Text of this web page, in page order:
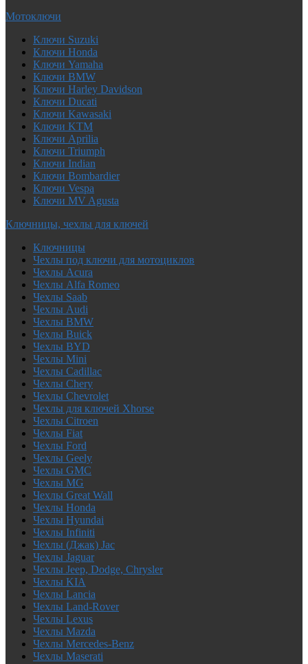
Мотоключи
Ключи Suzuki
Ключи Honda
Ключи Yamaha
Ключи BMW
Ключи Harley Davidson
Ключи Ducati
Ключи Kawasaki
Ключи KTM
Ключи Aprilia
Ключи Triumph
Ключи Indian
Ключи Bombardier
Ключи Vespa
Ключи MV Agusta
Ключницы, чехлы для ключей
Ключницы
Чехлы под ключи для мотоциклов
Чехлы Acura
Чехлы Alfa Romeo
Чехлы Saab
Чехлы Audi
Чехлы BMW
Чехлы Buick
Чехлы BYD
Чехлы Mini
Чехлы Cadillac
Чехлы Chery
Чехлы Chevrolet
Чехлы для ключей Xhorse
Чехлы Citroen
Чехлы Fiat
Чехлы Ford
Чехлы Geely
Чехлы GMC
Чехлы MG
Чехлы Great Wall
Чехлы Honda
Чехлы Hyundai
Чехлы Infiniti
Чехлы (Джак) Jac
Чехлы Jaguar
Чехлы Jeep, Dodge, Chrysler
Чехлы KIA
Чехлы Lancia
Чехлы Land-Rover
Чехлы Lexus
Чехлы Mazda
Чехлы Mercedes-Benz
Чехлы Maserati